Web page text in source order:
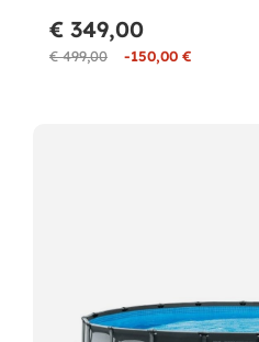
€ 499,00 -150,00 €
€ 349,00